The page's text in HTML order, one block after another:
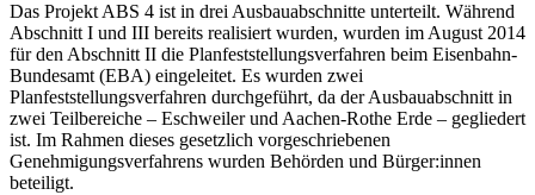
Das Projekt ABS 4 ist in drei Ausbauabschnitte unterteilt. Während
Abschnitt I und III bereits realisiert wurden, wurden im August 2014
für den Abschnitt II die Planfeststellungsverfahren beim Eisenbahn-
Bundesamt (EBA) eingeleitet. Es wurden zwei
Planfeststellungsverfahren durchgeführt, da der Ausbauabschnitt in
zwei Teilbereiche – Eschweiler und Aachen-Rothe Erde – gegliedert
ist. Im Rahmen dieses gesetzlich vorgeschriebenen
Genehmigungsverfahrens wurden Behörden und Bürger:innen
beteiligt.